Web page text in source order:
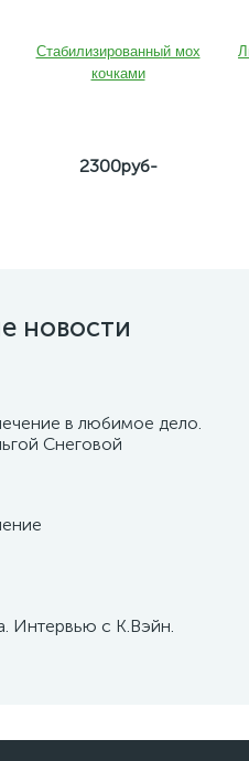
Стабилизированный мох
кочками
2300руб-
новости
в любимое дело.
Снеговой
Интервью с К.Вэйн.